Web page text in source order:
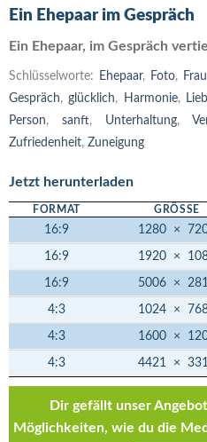
Ein Ehepaar im Gespräch
Ein Ehepaar, im Gespräch
Schlüsselworte: Ehepaar, Foto, Frau
Gespräch,glücklich, Harmonie,
Person, sanft, Unterhaltung,
Zufriedenheit, Zuneigung
Jetzt herunterladen
FORMAT GRÖSSE
16:9 1280 ×
16:9 1920 ×
16:9 5006 ×
4:3 1024 ×
4:3 1600 ×
4:3 4421 ×
Dir gefällt unser
Möglichkeiten, wie du die